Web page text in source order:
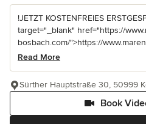
!JETZT KOSTENFREIES
target="_blank" href="https://
bosbach.com/">https://
Read More
Book
Sürther Hauptstraße 30, 50999